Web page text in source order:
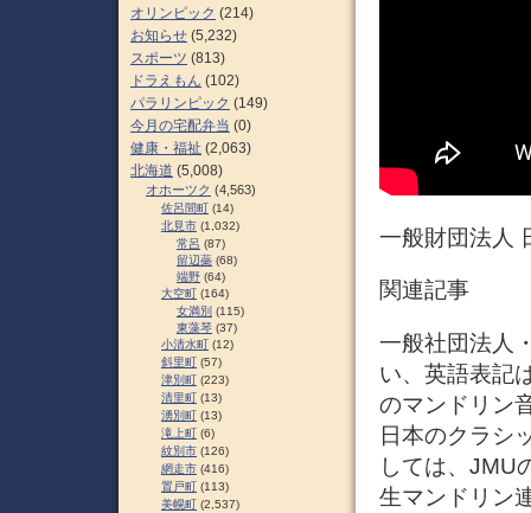
一般財団法人
関連記事
一般社団法人
い、英語表記
のマンドリン
日本のクラシ
しては、JMU
生マンドリン
オリンピック (214)
お知らせ (5,232)
スポーツ (813)
ドラえもん (102)
パラリンピック (149)
今月の宅配弁当 (0)
健康・福祉 (2,063)
北海道 (5,008)
オホーツク (4,563)
佐呂間町 (14)
北見市 (1,032)
常呂 (87)
留辺蘂 (68)
端野 (64)
大空町 (164)
女満別 (115)
東藻琴 (37)
小清水町 (12)
斜里町 (57)
津別町 (223)
清里町 (13)
湧別町 (13)
滝上町 (6)
紋別市 (126)
網走市 (416)
置戸町 (113)
美幌町 (2,537)